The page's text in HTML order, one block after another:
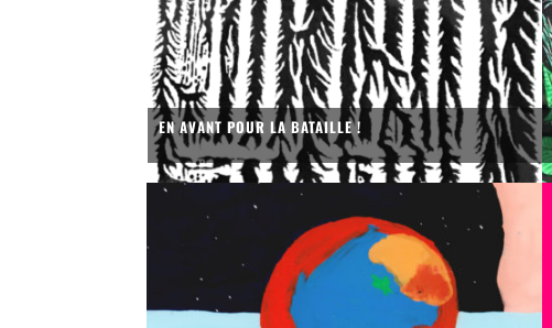
EN AVANT POUR LA BATAILLE !